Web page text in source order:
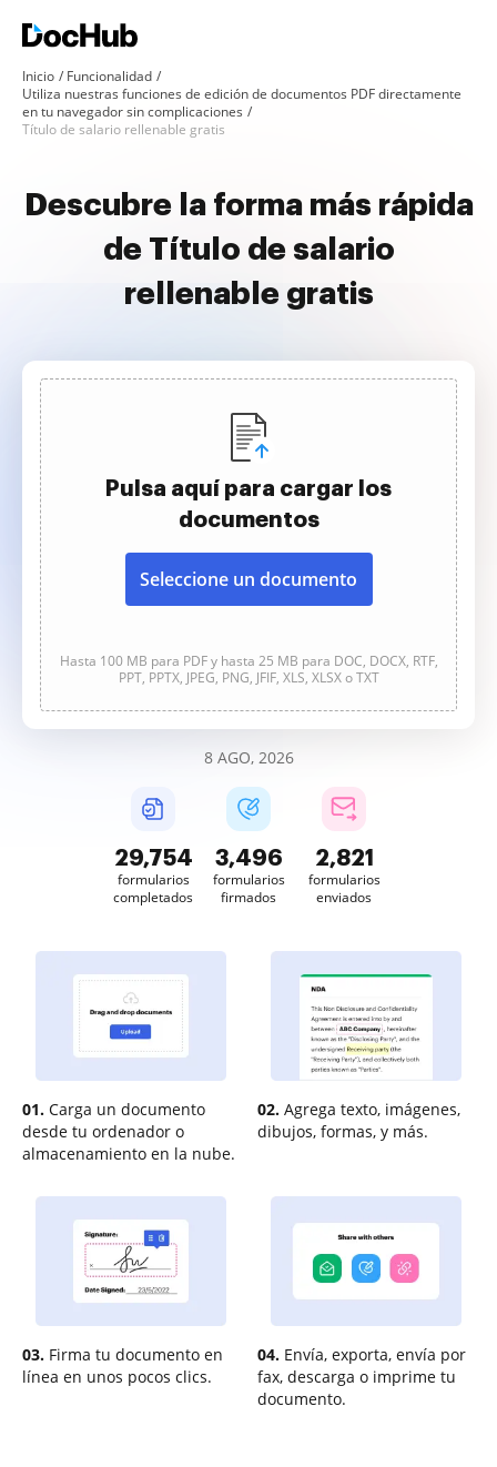
Inicio
Funcionalidad
Utiliza nuestras funciones de edición de documentos PDF directamente
en tu navegador sin complicaciones
Título de salario rellenable gratis
Descubre la forma más rápida
de Título de salario
rellenable gratis
Pulsa aquí para cargar los
documentos
Seleccione un documento
Hasta 100 MB para PDF y hasta 25 MB para DOC, DOCX, RTF,
PPT, PPTX, JPEG, PNG, JFIF, XLS, XLSX o TXT
8 AGO, 2026
29,754
formularios
completados
3,496
formularios
firmados
2,821
formularios
enviados
01. Carga un documento
desde tu ordenador o
almacenamiento en la nube.
02. Agrega texto, imágenes,
dibujos, formas, y más.
03. Firma tu documento en
línea en unos pocos clics.
04. Envía, exporta, envía por
fax, descarga o imprime tu
documento.